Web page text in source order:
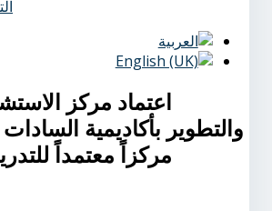
اعتماد مركز
والتطوير بأكاديمية السادات
مركزاً معتمداً